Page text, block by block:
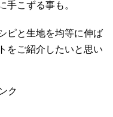
手こずる事も。
ピと生地を均等に伸ば
をご紹介したいと思い
ク